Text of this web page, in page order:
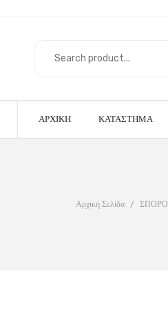
ΑΡΧΙΚΉ ΚΑΤΆΣΤΗΜΑ
Αρχική Σελίδα / ΣΠΟΡΟΙ